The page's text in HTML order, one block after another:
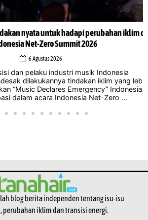
nyata untuk hadapi perubahan iklim di
Net-Zero Summit 2026
6 Agustus 2026
dan pelaku industri musik Indonesia
dilakukannya tindakan iklim yang lebih
“Music Declares Emergency” Indonesia.
dalam acara Indonesia Net-Zero ...
blog berita independen tentang isu-isu
perubahan iklim dan transisi energi.